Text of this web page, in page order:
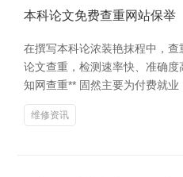
本科论文免费查重网站保举
在撰写本科论浓装艳抹程中，
论文查重，检测速率快、准确
知网查重** 固然主要为付费就
维修资讯